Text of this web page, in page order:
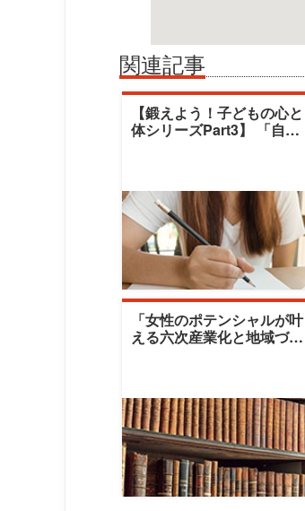
関連記事
【鍛えよう！子どもの心と
体シリーズPart3】 「自閉
「女性のポテンシャルが叶
える六次産業化と地域づく